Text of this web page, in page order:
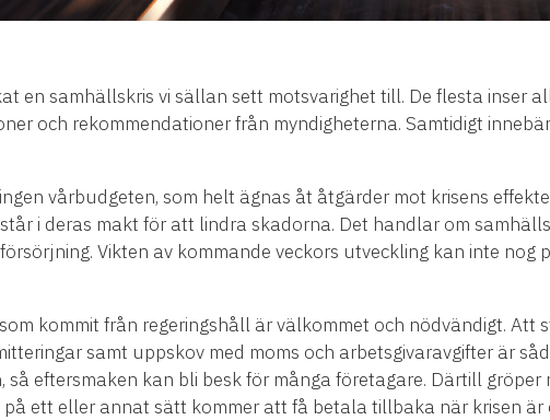
en samhällskris vi sällan sett motsvarighet till. De flesta inser
och rekommendationer från myndigheterna. Samtidigt
vårbudgeten, som helt ägnas åt åtgärder mot krisens
i deras makt för att lindra skadorna. Det handlar om
Vikten av kommande veckors utveckling kan inte nog
kommit från regeringshåll är välkommet och nödvändigt.
samt uppskov med moms och arbetsgivaravgifter är
eftersmaken kan bli besk för många företagare. Därtill
på ett eller annat sätt kommer att få betala tillbaka när krisen är